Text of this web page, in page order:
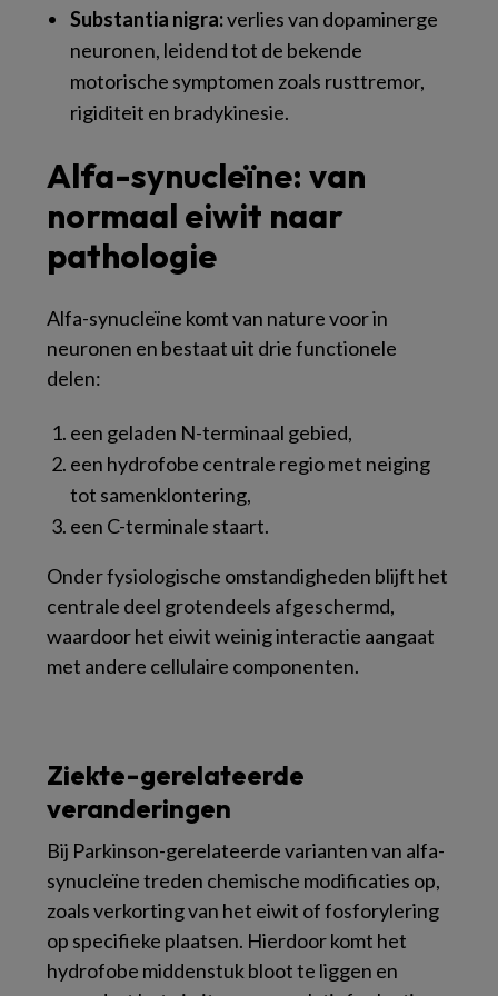
Substantia nigra:verlies van dopaminerge
neuronen, leidend tot de bekende
motorische symptomen zoals rusttremor,
rigiditeit en bradykinesie.
Alfa-synucleïne: van
normaal eiwit naar
pathologie
Alfa-synucleïne komt van nature voor in
neuronen en bestaat uit drie functionele
delen:
een geladen N-terminaal gebied,
een hydrofobe centrale regio met neiging
tot samenklontering,
een C-terminale staart.
Onder fysiologische omstandigheden blijft het
centrale deel grotendeels afgeschermd,
waardoor het eiwit weinig interactie aangaat
met andere cellulaire componenten.
Ziekte-gerelateerde
veranderingen
Bij Parkinson-gerelateerde varianten van alfa-
synucleïne treden chemische modificaties op,
zoals verkorting van het eiwit of fosforylering
op specifieke plaatsen. Hierdoor komt het
hydrofobe middenstuk bloot te liggen en